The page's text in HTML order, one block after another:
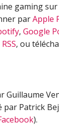
gaming
parApple
, Google
, ou
Guillaume
par Patrick
).